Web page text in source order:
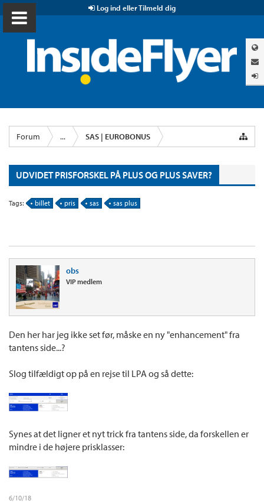
Log ind eller Tilmeld dig
Forum ... SAS | EUROBONUS
UDVIDET PRISFORSKEL PÅ PLUS OG PLUS SAVER?
Tags: billet pris sas sas plus
obs
VIP medlem
Den her har jeg ikke set før, måske en ny "enhancement" fra
tantens side...?
Slog tilfældigt op på en rejse til LPA og så dette:
Synes at det ligner et nyt trick fra tantens side, da forskellen er
mindre i de højere prisklasser:
6/10/18